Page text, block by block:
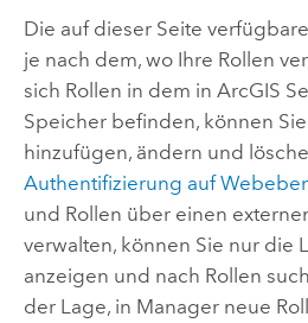
Die auf dieser Seite
je nach dem, wo Ihre Rollen
sich Rollen in dem in ArcGIS
Speicher befinden, können
hinzufügen, ändern und
Authentifizierung auf
und Rollen über einen
verwalten, können Sie nur die
anzeigen und nach Rollen
der Lage, in Manager neue